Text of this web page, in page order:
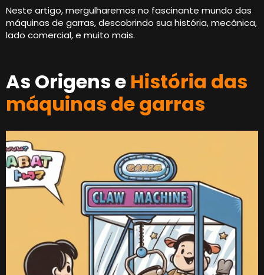
Neste artigo, mergulharemos no fascinante mundo das
máquinas de garras, descobrindo sua história, mecânica,
lado comercial, e muito mais.
As Origens e História das
máquinas de garras